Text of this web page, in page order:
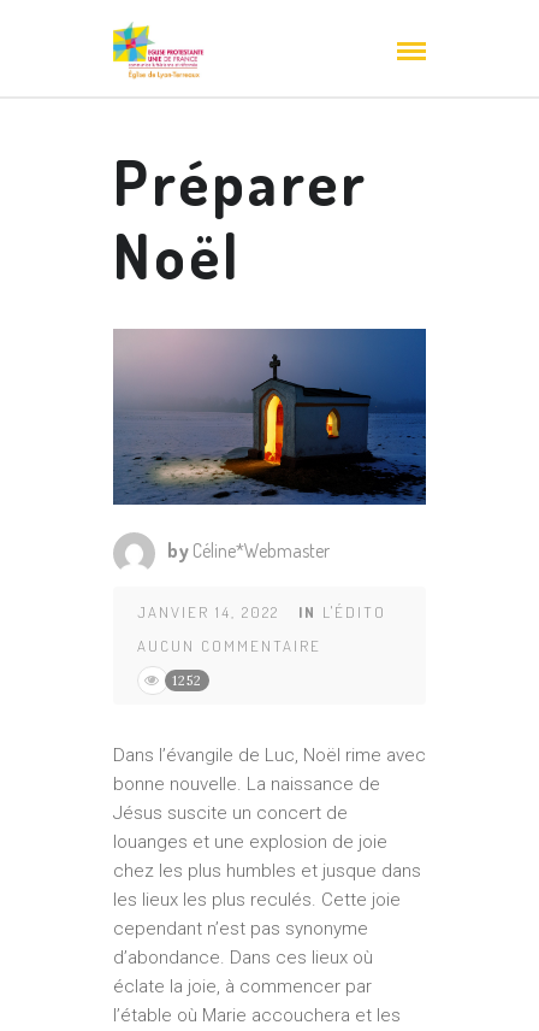
Préparer
Noël
by Céline*Webmaster
JANVIER 14, 2022 IN L'ÉDITO
AUCUN COMMENTAIRE
1252
Dans l’évangile de Luc, Noël rime avec
bonne nouvelle. La naissance de
Jésus suscite un concert de
louanges et une explosion de joie
chez les plus humbles et jusque dans
les lieux les plus reculés. Cette joie
cependant n’est pas synonyme
d’abondance. Dans ces lieux où
éclate la joie, à commencer par
l’étable où Marie accouchera et les